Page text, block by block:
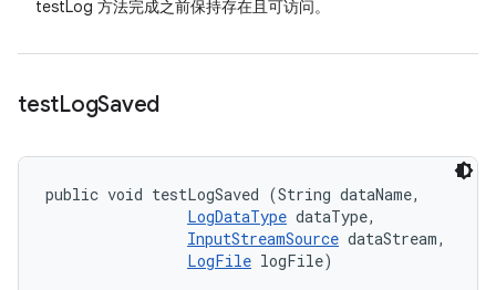
testLog 方法完成之前保持存在且可访问。
testLogSaved
public void testLogSaved (String dataName,
LogDataType dataType,
InputStreamSource dataStream,
LogFile logFile)